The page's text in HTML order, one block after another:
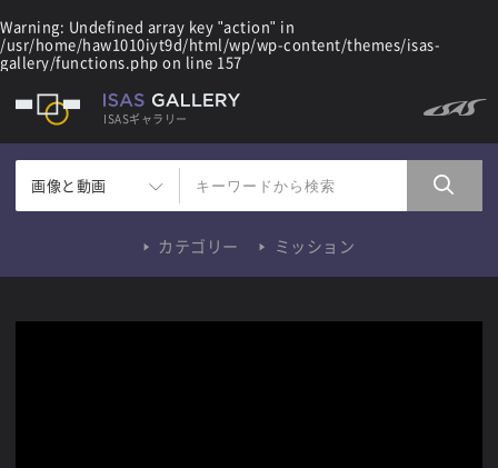
Warning: Undefined array key "action" in
/usr/home/haw1010iyt9d/html/wp/wp-content/themes/isas-
gallery/functions.php on line 157
ISASギャラリー
画像と動画
カテゴリー ミッション